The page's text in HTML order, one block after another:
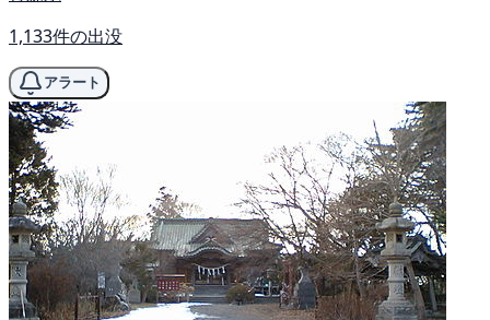
1,133件の出没
アラート